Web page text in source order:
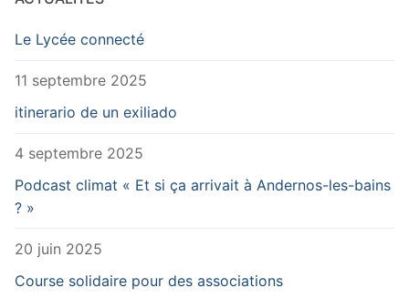
Le Lycée connecté
11 septembre 2025
itinerario de un exiliado
4 septembre 2025
Podcast climat « Et si ça arrivait à Andernos-les-bains
? »
20 juin 2025
Course solidaire pour des associations